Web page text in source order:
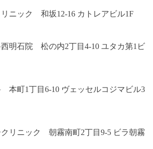
リニック 和坂12-16 カトレアビル1F
西明石院 松の内2丁目 4-10 ユタカ第1 ビ
本町1丁目 6-10 ヴェッセルコジマビル3
クリニック 朝霧南町2丁目 9-5 ビラ朝霧